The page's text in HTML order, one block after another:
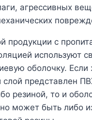
агрессивных
продукции с
используют
оболочку. Если
представлен
резиной, то и
может быть либо